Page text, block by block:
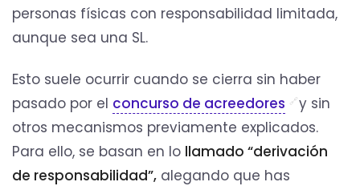
personas físicas con responsabilidad limitada,
aunque sea una SL.
Esto suele ocurrir cuando se cierra sin haber
pasado por el concurso de acreedores y sin
otros mecanismos previamente explicados.
Para ello, se basan en lo llamado “derivación
de responsabilidad”, alegando que has